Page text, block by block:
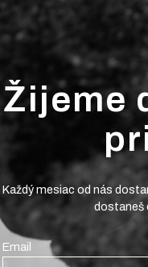
Žijeme
Každý mesiac od nás
dostaneš
Email